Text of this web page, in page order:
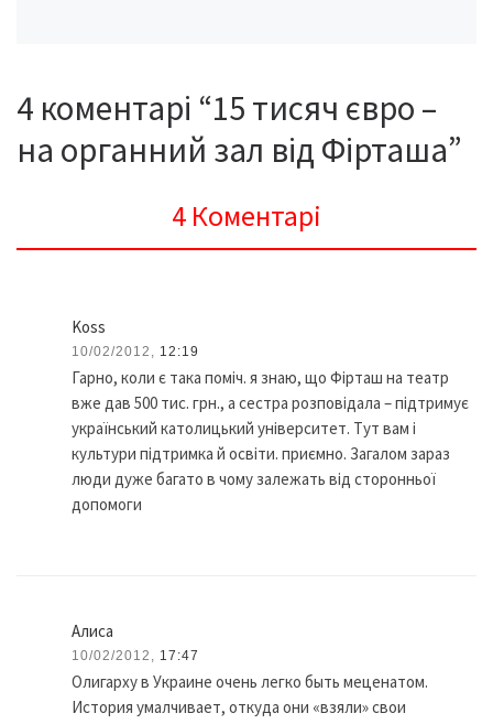
4 коментарі “15 тисяч євро –
на органний зал від Фірташа”
4 Коментарі
Koss
10/02/2012, 12:19
Гарно, коли є така поміч. я знаю, що Фірташ на театр
вже дав 500 тис. грн., а сестра розповідала – підтримує
український католицький університет. Тут вам і
культури підтримка й освіти. приємно. Загалом зараз
люди дуже багато в чому залежать від сторонньої
допомоги
Алиса
10/02/2012, 17:47
Олигарху в Украине очень легко быть меценатом.
История умалчивает, откуда они «взяли» свои